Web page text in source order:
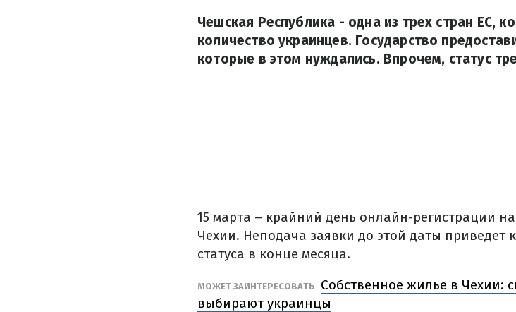
Чешская Республика - одна из трех стран ЕС,
количество украинцев. Государство
которые в этом нуждались. Впрочем, статус
15 марта – крайний день онлайн-регистрации
Чехии. Неподача заявки до этой даты приведет
статуса в конце месяца.
МОЖЕТ ЗАИНТЕРЕСОВАТЬ
Собственное жилье в Чехии:
выбирают украинцы